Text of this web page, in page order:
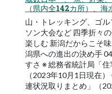
（県内全142カ所）、
山・トレッキング、ゴ
ソン大会など 四季折々
楽しむ 新潟だからこそ
潟県への進出の決め手
すさ ※ 総務省統計局「住
（2023年10月1日現在
連状況取りまとめ」（